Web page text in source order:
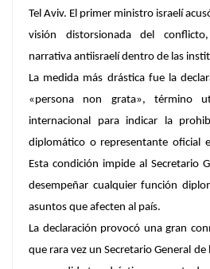
Tel Aviv. El primer ministro israelí
visión distorsionada del
narrativa antiisraelí dentro de las
La medida más drástica fue la
«persona non grata», término
internacional para indicar la
diplomático o representante oficial
Esta condición impide al Secretario
desempeñar cualquier función
asuntos que afecten al país.
La declaración provocó una gran
que rara vez un Secretario General